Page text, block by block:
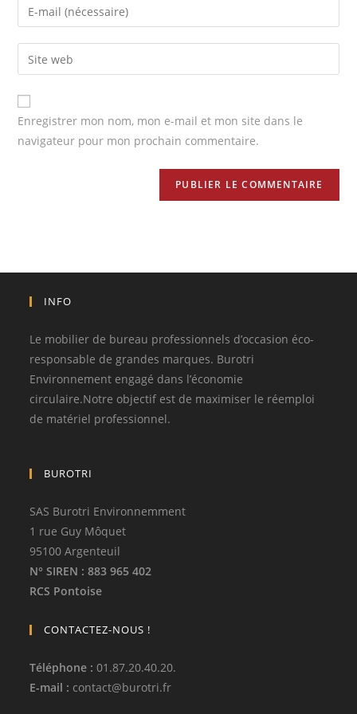
Enregistrer mon nom, mon e-mail et mon site dans le
navigateur pour mon prochain commentaire.
INFO
Le mobilier de bureau professionnels d’occasion éco-
responsable de grandes marques. Burotri
Environnement engagé dans l’économie
circulaire.Notre objectif est de maximiser le réemploi
de matériel professionnel.
BUROTRI
SAS Burotri Environnemment
1 rue Guy Môquet
95100 Argenteuil
N° SIREN : 883 965 402
RCS Pontoise
CONTACTEZ-NOUS !
Téléphone :01.87.20.40.20.
E-mail : contact@burotri.fr